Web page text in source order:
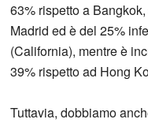
63% rispetto a
Madrid ed è del 25%
(California), mentre è
39% rispetto ad Hong
Tuttavia, dobbiamo